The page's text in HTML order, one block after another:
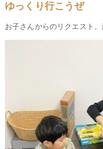
ゆっくり行こうぜ
お子さんからのリクエスト